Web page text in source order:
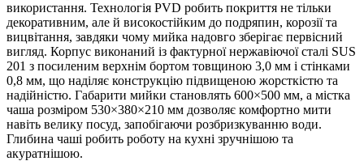
використання. Технологія PVD робить покриття не тільки
декоративним, але й високостійким до подряпин, корозії та
вицвітання, завдяки чому мийка надовго зберігає первісний
вигляд. Корпус виконаний із фактурної нержавіючої сталі SUS
201 з посиленим верхнім бортом товщиною 3,0 мм і стінками
0,8 мм, що наділяє конструкцію підвищеною жорсткістю та
надійністю. Габарити мийки становлять 600×500 мм, а містка
чаша розміром 530×380×210 мм дозволяє комфортно мити
навіть велику посуд, запобігаючи розбризкуванню води.
Глибина чаші робить роботу на кухні зручнішою та
акуратнішою.